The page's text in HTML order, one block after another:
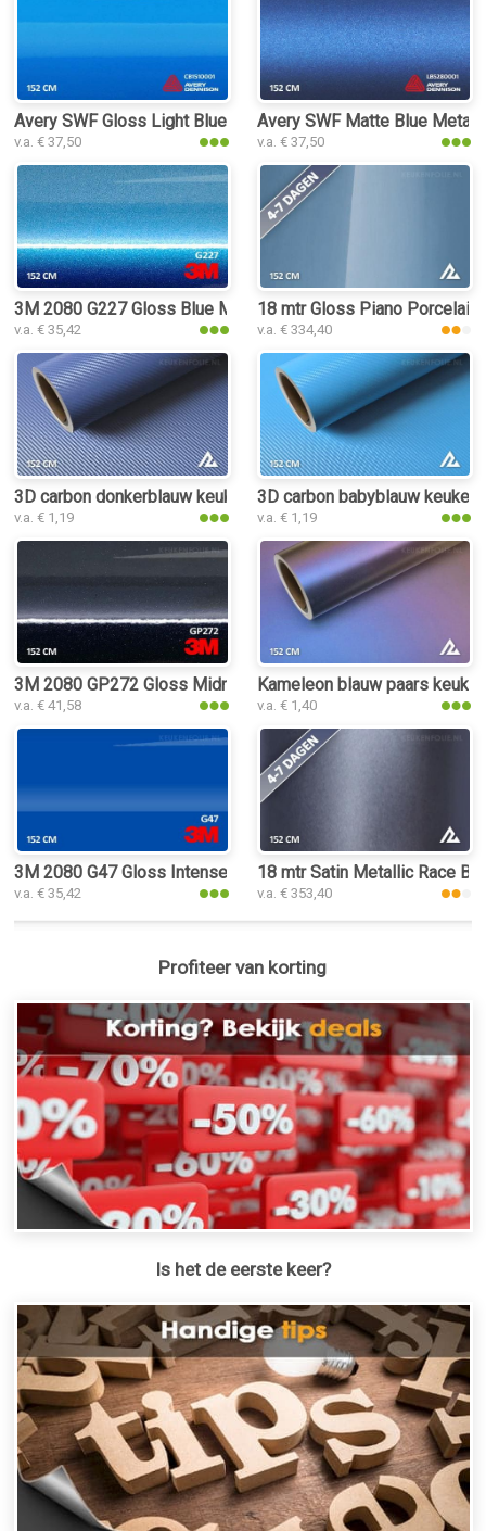
Avery SWF Gloss Light Blue keukenfolie
v.a. € 37,50
Avery SWF Matte Blue
v.a. € 37,50
3M 2080 G227 Gloss Blue Metallic keukenfolie
v.a. € 35,42
18 mtr Gloss Piano
v.a. € 334,40
3D carbon donkerblauw keukenfolie
v.a. € 1,19
3D carbon babyblauw
v.a. € 1,19
3M 2080 GP272 Gloss Midnight Blue keukenfolie
v.a. € 41,58
Kameleon blauw paars
v.a. € 1,40
3M 2080 G47 Gloss Intense Blue keukenfolie
v.a. € 35,42
18 mtr Satin Metallic Race
v.a. € 353,40
Profiteer van korting
Is het de eerste keer?